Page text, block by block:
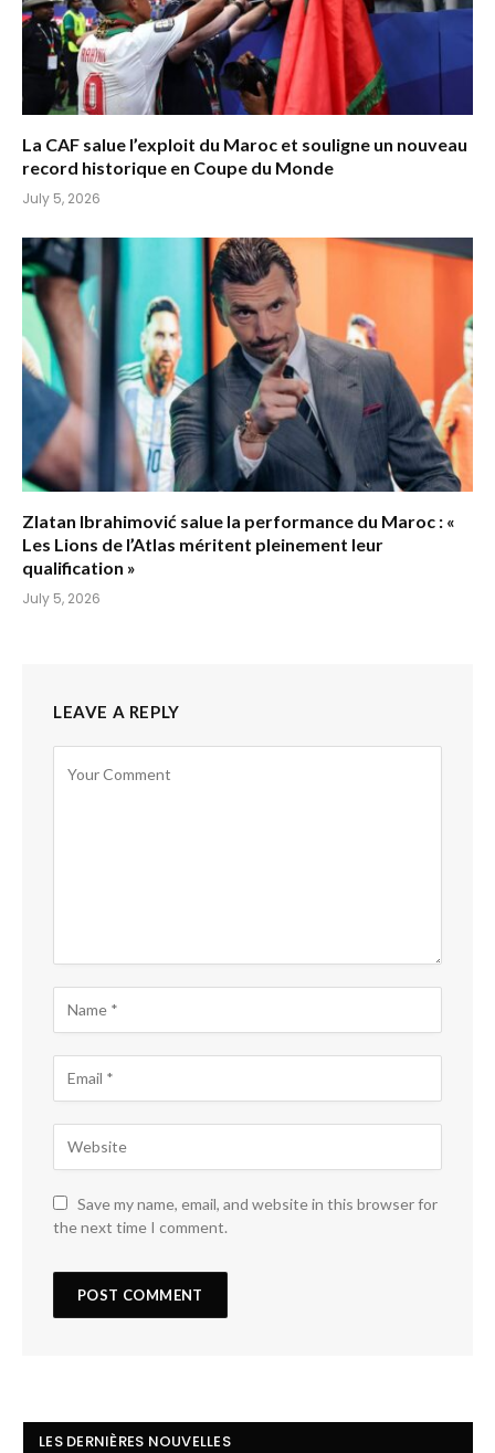
La CAF salue l’exploit du Maroc et souligne un nouveau
record historique en Coupe du Monde
July 5, 2026
Zlatan Ibrahimović salue la performance du Maroc : «
Les Lions de l’Atlas méritent pleinement leur
qualification »
July 5, 2026
LEAVE A REPLY
Save my name, email, and website in this browser for
the next time I comment.
LES DERNIÈRES NOUVELLES